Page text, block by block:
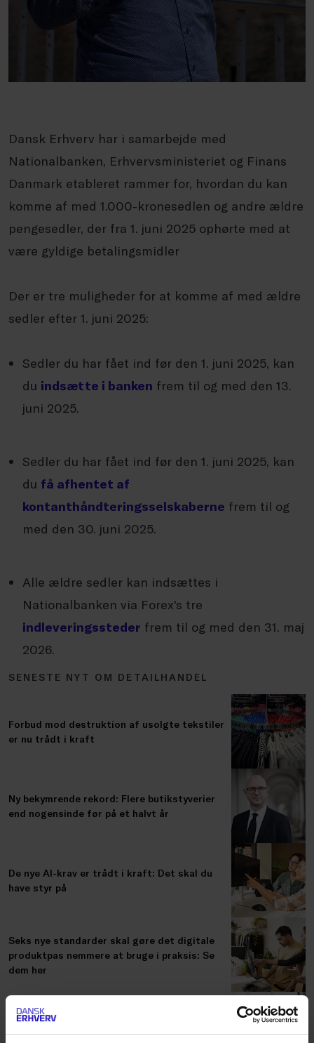
Dansk Erhverv har i samarbejde med
Nationalbanken, Erhvervsministeriet og Finans
Danmark etableret rammer for, hvordan du kan
komme af med 1.000-kronesedlen og andre ældre
pengesedler, der fra 1. juni 2025 ophørte med at
være gyldige betalingsmidler
Der er tre muligheder for at komme af med ældre
sedler efter 1. juni 2025:
Sedler du har fået ind før den 1. juni 2025, kan
du indsætte i banken frem til og med den 13.
juni 2025.
Sedler du har fået ind før den 1. juni 2025, kan
du få afhentet af
kontanthåndteringsselskaberne frem til og
med den 30. juni 2025.
Alle ældre sedler kan indsættes i
Nationalbanken via Forex's tre
indleveringssteder frem til og med den 31. maj
2026.
SENESTE NYT OM DETAILHANDEL
Forbud mod destruktion af usolgte tekstiler
er nu trådt i kraft
Ny bekymrende rekord: Flere butikstyverier
end nogensinde før på et halvt år
De nye AI-krav er trådt i kraft: Det skal du
have styr på
Seks nye standarder skal gøre det digitale
produktpas nemmere at bruge i praksis: Se
dem her
Overvejer du at bruge mobilen som